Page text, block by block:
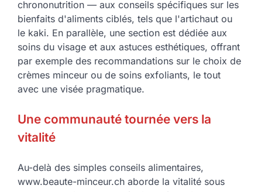
chrononutrition — aux conseils spécifiques sur les
bienfaits d'aliments ciblés, tels que l'artichaut ou
le kaki. En parallèle, une section est dédiée aux
soins du visage et aux astuces esthétiques, offrant
par exemple des recommandations sur le choix de
crèmes minceur ou de soins exfoliants, le tout
avec une visée pragmatique.
Une communauté tournée vers la
vitalité
Au-delà des simples conseils alimentaires,
www.beaute-minceur.ch aborde la vitalité sous